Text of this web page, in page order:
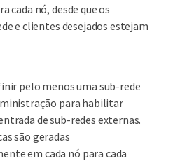
cada nó, desde que os
e clientes desejados estejam
pelo menos uma sub-rede
para habilitar
de sub-redes externas.
são geradas
em cada nó para cada